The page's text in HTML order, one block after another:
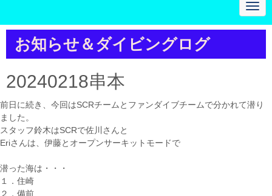
N
a
v
お知らせ＆ダイビングログ
20240218串本
前日に続き、今回はSCRチームとファンダイブチームで分かれて潜り
ました。
スタッフ鈴木はSCRで佐川さんと
Eriさんは、伊藤とオープンサーキットモードで
潜った海は・・・
１．住崎
２．備前